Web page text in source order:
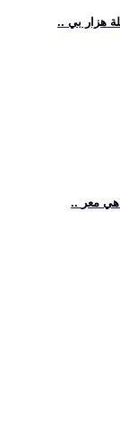
هزار بي
هي معر